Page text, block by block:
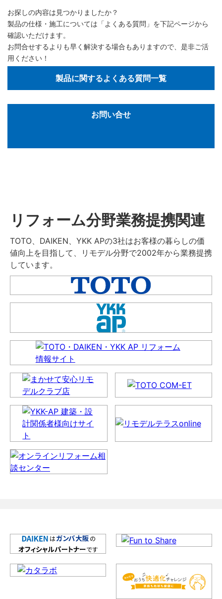
お探しの内容は見つかりましたか？
製品の仕様・施工については「よくある質問」を下記ページから
確認いただけます。
お問合せするよりも早く解決する場合もありますので、是非ご活
用ください！
製品に関するよくある質問一覧
お問い合せ
リフォーム分野業務提携関連
TOTO、DAIKEN、YKK APの3社はお客様の暮らしの価
値向上を目指して、リモデル分野で2002年から業務提携
しています。